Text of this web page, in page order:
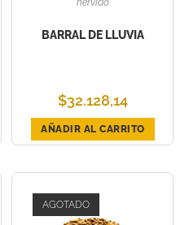
hervido
BARRAL DE LLUVIA
$32.128,14
AÑADIR AL CARRITO
AGOTADO